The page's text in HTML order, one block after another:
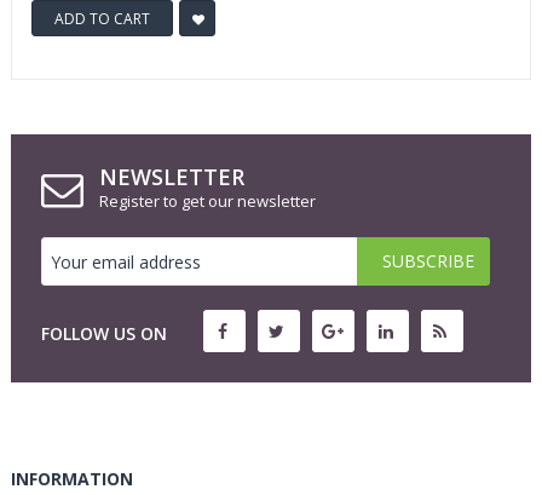
ADD TO CART
NEWSLETTER
Register to get our newsletter
FOLLOW US ON
INFORMATION